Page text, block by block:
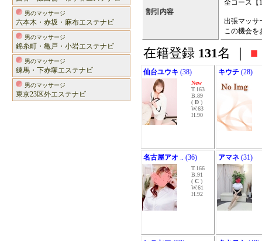
男のマッサージ
六本木・赤坂・麻布エステナビ
男のマッサージ
錦糸町・亀戸・小岩エステナビ
男のマッサージ
練馬・下赤塚エステナビ
男のマッサージ
東京23区外エステナビ
割引内容
全コース【
出張マッサ
この機会を
在籍登録 131名 ｜ ■
仙台ユウキ (38)
New
T.163
B.89
( D )
W.63
H.90
キウチ (28)
名古屋アオ .. (36)
T.166
B.91
( C )
W.61
H.92
アマネ (31)